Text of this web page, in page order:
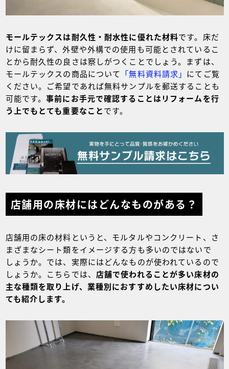
モールテックスは耐久性・耐水性に優れた材料です。床だ
けに留まらず、外壁や外構での使用も可能とされているこ
とから耐久性の良さは察しがつくことでしょう。まずは、
モールテックスの商品について 「無料資料請求」 にてご覧
ください。ご希望であれば無料サンプルを郵送することも
可能です。事前にお手元で確認することはリフォームを行
う上でもとても重要なことです。
店舗用の床材にはどんなものがある？
店舗用の床の材料というと、モルタルやコンクリート、さ
まざまなシート類をイメージする方も多いのではないで
しょうか。では、実際にはどんなものが使われているので
しょうか。こちらでは、 店舗で使われることが多い床材の
主な種類を取り上げ、業種別におすすめしたい床材につい
ても紹介します。